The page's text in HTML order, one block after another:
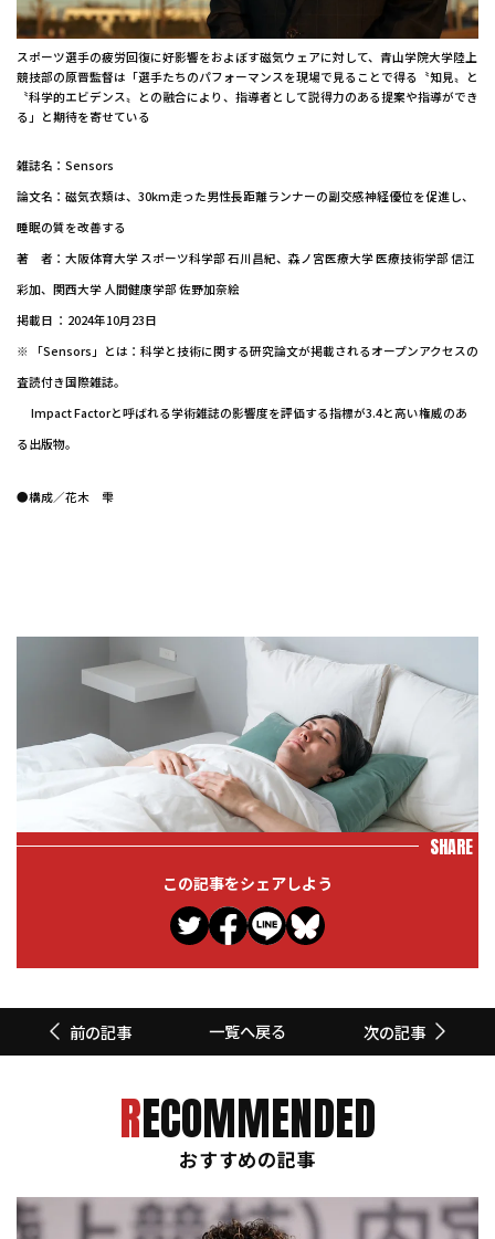
スポーツ選手の疲労回復に好影響をおよぼす磁気ウェアに対して、青山学院大学陸上
競技部の原晋監督は「選手たちのパフォーマンスを現場で見ることで得る〝知見〟と
〝科学的エビデンス〟との融合により、指導者として説得力のある提案や指導ができ
る」と期待を寄せている
雑誌名：Sensors
論文名：磁気衣類は、30km走った男性長距離ランナーの副交感神経優位を促進し、
睡眠の質を改善する
著 者：大阪体育大学 スポーツ科学部 石川昌紀、森ノ宮医療大学 医療技術学部 信江
彩加、関西大学 人間健康学部 佐野加奈絵
掲載日 ：2024年10月23日
※ 「Sensors」とは：科学と技術に関する研究論文が掲載されるオープンアクセスの
査読付き国際雑誌。
Impact Factorと呼ばれる学術雑誌の影響度を評価する指標が3.4と高い権威のあ
る出版物。
●構成／花木 雫
SHARE
この記事をシェアしよう
前の記事 一覧へ戻る 次の記事
RECOMMENDED
おすすめの記事